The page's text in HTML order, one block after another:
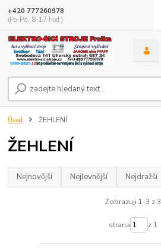
+420 777260978
(Po-Pá, 8-17 hod.)
Úvod ŽEHLENÍ
ŽEHLENÍ
Nejnovější Nejlevnější Nejdražší
Zobrazuji 1-3 z 3
strana z 1